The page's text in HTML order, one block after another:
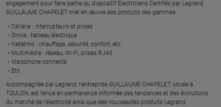
engagement pour faire partie du dispositif Electriciens Certifiés par Legrand​.
GUILLAUME CHAPELET met en œuvre des produits des gammes : ​
Céliane : interrupteurs et prises ​
Drivia : tableau électrique ​
Netatmo : chauffage, sécurité, confort, etc.​
Multimédia : réseau, Wi-Fi, prises RJ45​
Visiophone connecté​
Etc.​
​Accompagnée par Legrand, l’entreprise GUILLAUME CHAPELET, située à
TOULON, est tenue en permanence informée des tendances et des évolutions
du marché de l'électricité ainsi que des nouveautés produits Legrand.